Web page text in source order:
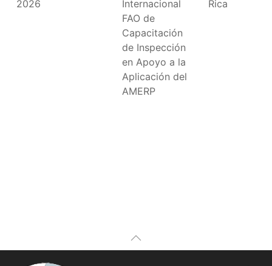
2026
Internacional
FAO de
Capacitación
de Inspección
en Apoyo a la
Aplicación del
AMERP
Rica